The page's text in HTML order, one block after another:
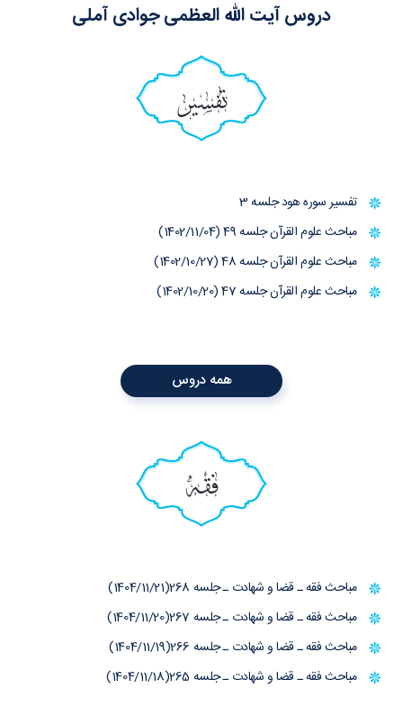
دروس آیت الله العظمی جوادی آملی
تفسیر
تفسیر سوره هود جلسه 3
مباحث علوم القرآن جلسه 49 (1402/11/04)
مباحث علوم القرآن جلسه 48 (1402/10/27)
مباحث علوم القرآن جلسه 47 (1402/10/20)
همه دروس
فقه
مباحث فقه ـ قضا و شهادت ـ جلسه 268(1404/11/21)
مباحث فقه ـ قضا و شهادت ـ جلسه 267(1404/11/20)
مباحث فقه ـ قضا و شهادت ـ جلسه 266(1404/11/19)
مباحث فقه ـ قضا و شهادت ـ جلسه 265(1404/11/18)